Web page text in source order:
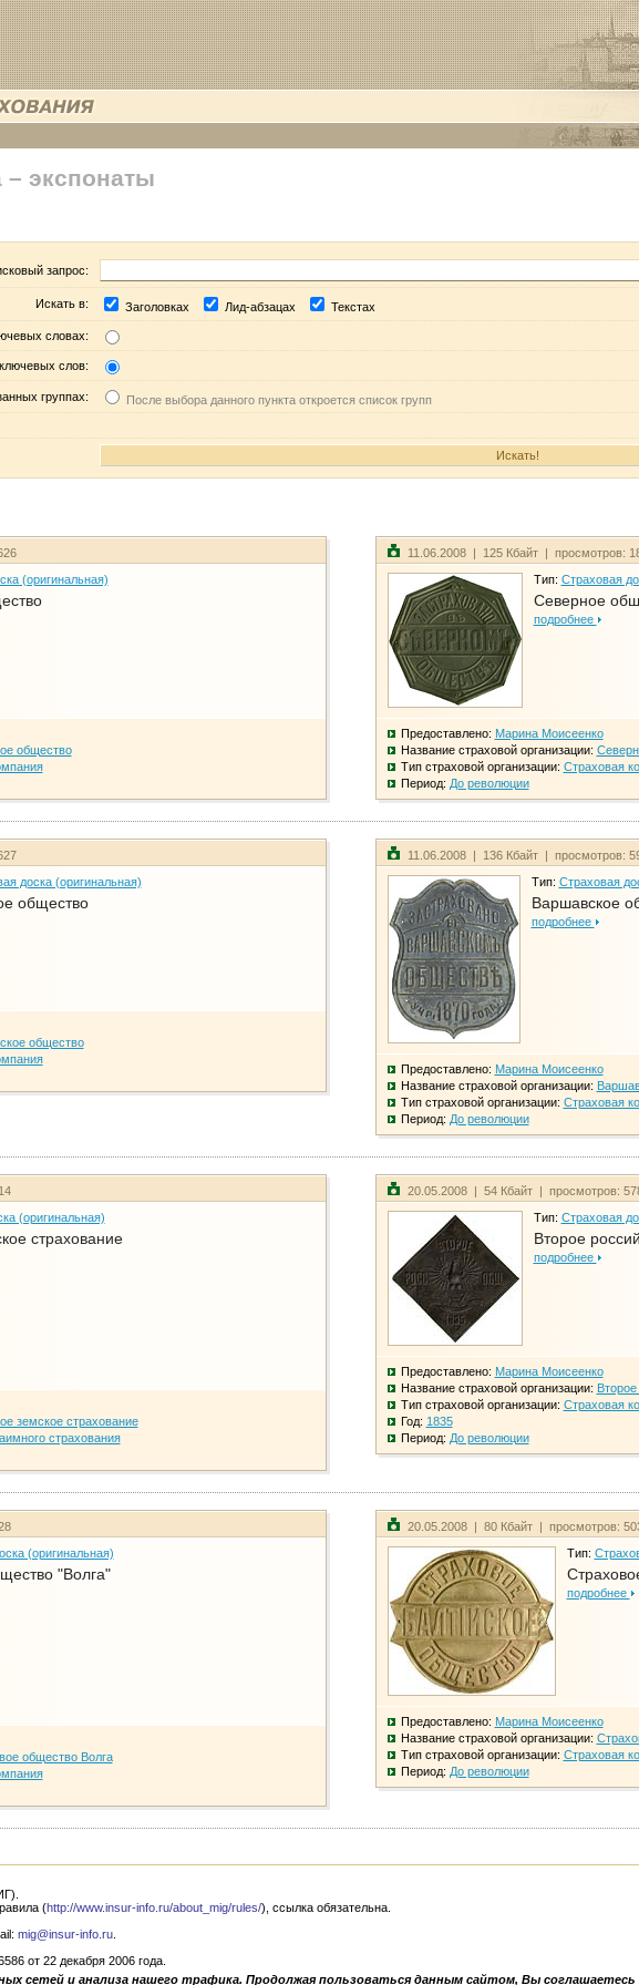
– экспонаты
запрос:
Искать в: Заголовках Лид-абзацах Текстах
словах:
слов:
группах: После выбора данного пункта откроется список групп
(оригинальная)
общество
11.06.2008 | 125 Кбайт | просмотров:
Тип: Страховая
Северное
подробнее
Предоставлено: Марина Моисеенко
Название страховой организации:
Тип страховой организации: Страховая
Период: До революции
доска (оригинальная)
общество
общество
11.06.2008 | 136 Кбайт | просмотров:
Тип: Страховая
Варшавское
подробнее
Предоставлено: Марина Моисеенко
Название страховой организации:
Тип страховой организации: Страховая
Период: До революции
(оригинальная)
страхование
земское страхование
страхования
20.05.2008 | 54 Кбайт | просмотров:
Тип: Страховая
Второе
подробнее
Предоставлено: Марина Моисеенко
Название страховой организации:
Тип страховой организации: Страховая
Год: 1835
Период: До революции
(оригинальная)
"Волга"
общество Волга
20.05.2008 | 80 Кбайт | просмотров:
Тип:
подробнее
Предоставлено: Марина Моисеенко
Название страховой организации:
Тип страховой организации: Страховая
Период: До революции
(http://www.insur-info.ru/about_mig/rules/), ссылка обязательна.
mig@insur-info.ru
от 22 декабря 2006 года.
сетей и анализа нашего трафика. Продолжая пользоваться данным сайтом, Вы